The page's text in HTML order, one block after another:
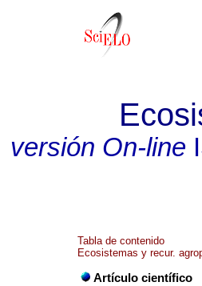
versión On-line
Tabla de contenido
Ecosistemas y recur.
Artículo científico